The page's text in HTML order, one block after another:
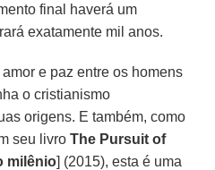
final haverá um
exatamente mil anos.
e paz entre os homens
o cristianismo
origens. E também, como
seu livroThe Pursuit of
milênio] (2015), esta é uma